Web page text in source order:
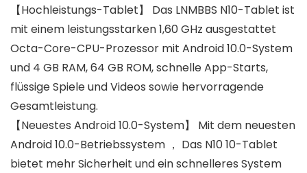
【Hochleistungs-Tablet】 Das LNMBBS N10-Tablet ist
mit einem leistungsstarken 1,60 GHz ausgestattet
Octa-Core-CPU-Prozessor mit Android 10.0-System
und 4 GB RAM, 64 GB ROM, schnelle App-Starts,
flüssige Spiele und Videos sowie hervorragende
Gesamtleistung.
【Neuestes Android 10.0-System】 Mit dem neuesten
Android 10.0-Betriebssystem ， Das N10 10-Tablet
bietet mehr Sicherheit und ein schnelleres System